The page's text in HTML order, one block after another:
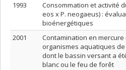
1993
Consommation et activité
eos x P. neogaeus) :
bioénergétiques
2001
Contamination en
organismes aquatiques
dont le bassin versant a
blanc ou le feu de forêt